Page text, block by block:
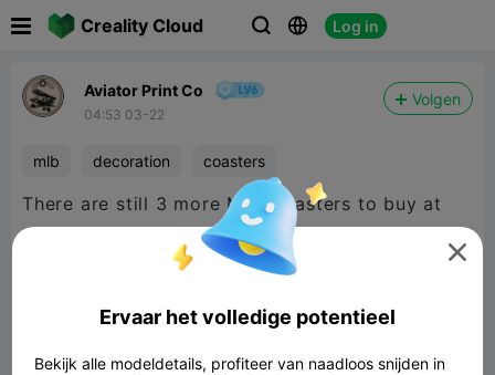
Creality Cloud   Log in
Aviator Print Co
04:53 03-22
Volgen
mlb decoration coasters
There are still 3 more MLB coasters to buy at
reduced price before 60% off offer ends!

Ervaar het volledige potentieel
Bekijk alle modeldetails, profiteer van naadloos snijden in